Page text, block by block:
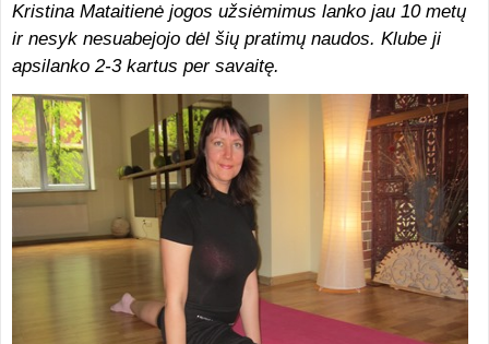
Kristina Mataitienė jogos užsiėmimus lanko jau 10 metų
ir nesyk nesuabejojo dėl šių pratimų naudos. Klube ji
apsilanko 2-3 kartus per savaitę.